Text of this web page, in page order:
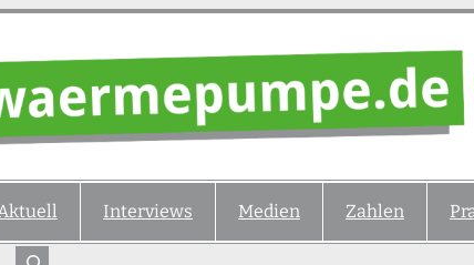
Interviews Medien Zahlen